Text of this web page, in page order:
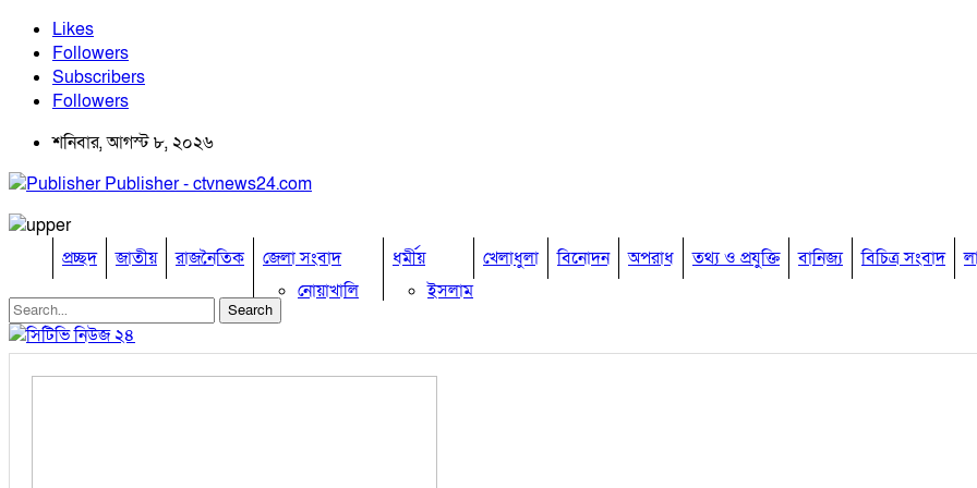
Likes
Followers
Subscribers
Followers
শনিবার, আগস্ট ৮, ২০২৬
Publisher - ctvnews24.com
প্রচ্ছদ জাতীয় রাজনৈতিক
জেলা সংবাদ
নোয়াখালি
ধর্মীয়
ইসলাম
খেলাধুলা বিনোদন অপরাধ তথ্য ও প্রযুক্তি বানিজ্য বিচিত্র সংবাদ